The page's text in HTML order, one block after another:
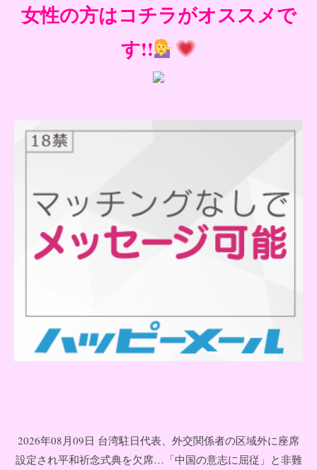
女性の方はコチラがオススメで
す!!
2026年08月09日 台湾駐日代表、外交関係者の区域外に座席
設定され平和祈念式典を欠席…「中国の意志に屈従」と非難